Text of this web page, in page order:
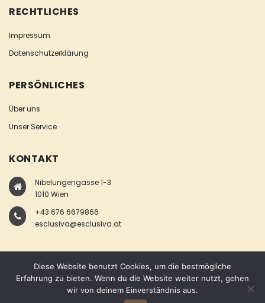
RECHTLICHES
Impressum
Datenschutzerklärung
PERSÖNLICHES
Über uns
Unser Service
KONTAKT
Nibelungengasse 1-3
1010 Wien
+43 676 6679866
esclusiva@esclusiva.at
COPYRIGHT © ESCLUSIVA
Diese Website benutzt Cookies, um die bestmögliche
Erfahrung zu bieten. Wenn du die Website weiter nutzt, gehen
wir von deinem Einverständnis aus.